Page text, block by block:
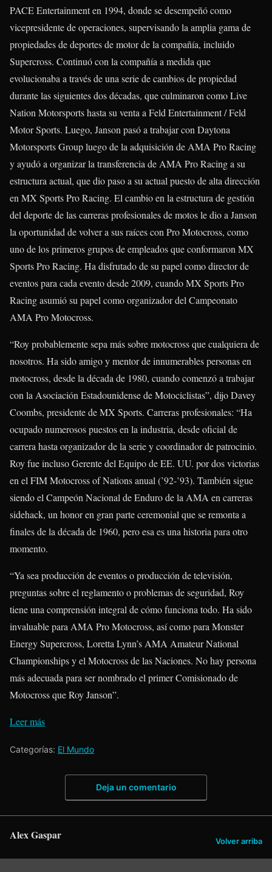
PACE Entertainment en 1994, donde se desempeñó como
vicepresidente de operaciones, supervisando la amplia gama de
propiedades de deportes de motor de la compañía, incluido
Supercross. Continuó con la compañía a medida que
evolucionaba a través de una serie de cambios de propiedad
durante las siguientes dos décadas, que culminaron como Live
Nation Motorsports hasta su venta a Feld Entertainment / Feld
Motor Sports. Luego, Janson pasó a trabajar con Daytona
Motorsports Group luego de la adquisición de AMA Pro Racing
y ayudó a organizar la transferencia de AMA Pro Racing a su
estructura actual, que dio paso a su actual puesto de alta dirección
en MX Sports Pro Racing. El cambio en la estructura de gestión
del deporte de las carreras profesionales de motos le dio a Janson
la oportunidad de volver a sus raíces con Pro Motocross, como
uno de los primeros grupos de empleados que conformaron MX
Sports Pro Racing. Ha disfrutado de su papel como director de
eventos para cada evento desde 2009, cuando MX Sports Pro
Racing asumió su papel como organizador del Campeonato
AMA Pro Motocross.
“Roy probablemente sepa más sobre motocross que cualquiera de
nosotros. Ha sido amigo y mentor de innumerables personas en
motocross, desde la década de 1980, cuando comenzó a trabajar
con la Asociación Estadounidense de Motociclistas”, dijo Davey
Coombs, presidente de MX Sports. Carreras profesionales: “Ha
ocupado numerosos puestos en la industria, desde oficial de
carrera hasta organizador de la serie y coordinador de patrocinio.
Roy fue incluso Gerente del Equipo de EE. UU. por dos victorias
en el FIM Motocross of Nations anual (’92-’93). También sigue
siendo el Campeón Nacional de Enduro de la AMA en carreras
sidehack, un honor en gran parte ceremonial que se remonta a
finales de la década de 1960, pero esa es una historia para otro
momento.
“Ya sea producción de eventos o producción de televisión,
preguntas sobre el reglamento o problemas de seguridad, Roy
tiene una comprensión integral de cómo funciona todo. Ha sido
invaluable para AMA Pro Motocross, así como para Monster
Energy Supercross, Loretta Lynn’s AMA Amateur National
Championships y el Motocross de las Naciones. No hay persona
más adecuada para ser nombrado el primer Comisionado de
Motocross que Roy Janson”.
Leer más
Categorías: El Mundo
Deja un comentario
Alex Gaspar Volver arriba